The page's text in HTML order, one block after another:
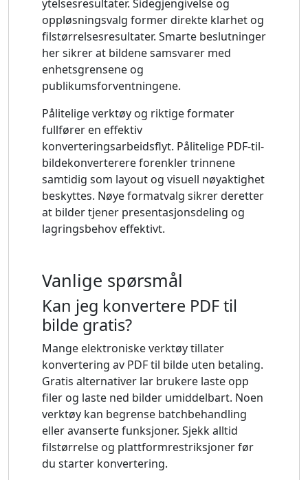
ytelsesresultater. Sidegjengivelse og
oppløsningsvalg former direkte klarhet og
filstørrelsesresultater. Smarte beslutninger
her sikrer at bildene samsvarer med
enhetsgrensene og
publikumsforventningene.
Pålitelige verktøy og riktige formater
fullfører en effektiv
konverteringsarbeidsflyt. Pålitelige PDF-til-
bildekonverterere forenkler trinnene
samtidig som layout og visuell nøyaktighet
beskyttes. Nøye formatvalg sikrer deretter
at bilder tjener presentasjonsdeling og
lagringsbehov effektivt.
Vanlige spørsmål
Kan jeg konvertere PDF til
bilde gratis?
Mange elektroniske verktøy tillater
konvertering av PDF til bilde uten betaling.
Gratis alternativer lar brukere laste opp
filer og laste ned bilder umiddelbart. Noen
verktøy kan begrense batchbehandling
eller avanserte funksjoner. Sjekk alltid
filstørrelse og plattformrestriksjoner før
du starter konvertering.